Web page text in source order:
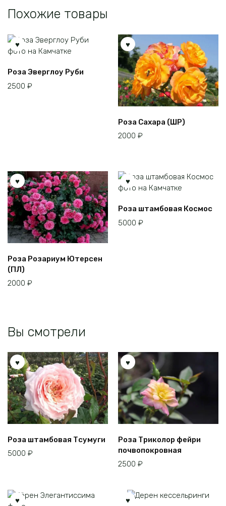
Похожие товары
Роза Эверглоу Руби
2500 ₽
Роза Сахара (ШР)
2000 ₽
Роза Розариум Ютерсен
(ПЛ)
2000 ₽
Роза штамбовая Космос
5000 ₽
Вы смотрели
Роза штамбовая Тсумуги
5000 ₽
Роза Триколор фейри
почвопокровная
2500 ₽